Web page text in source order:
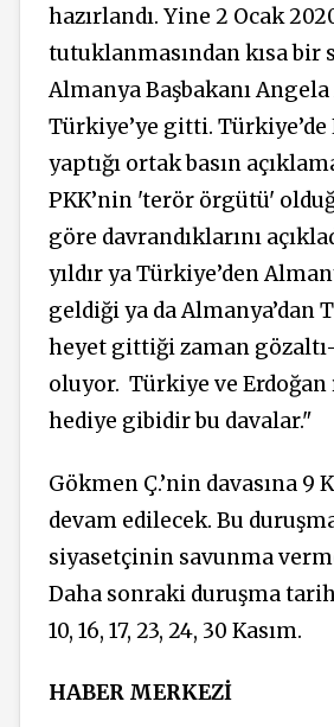
hazırlandı. Yine 2 Ocak
tutuklanmasından kısa bir
Almanya Başbakanı
Türkiye’ye gitti. Türkiye’de
yaptığı ortak basın
PKK’nin 'terör örgütü'
göre davrandıklarını
yıldır ya Türkiye’den
geldiği ya da Almanya’dan
heyet gittiği zaman
oluyor. Türkiye ve
hediye gibidir bu davalar."
Gökmen Ç.’nin davasına 9
devam edilecek. Bu
siyasetçinin savunma
Daha sonraki duruşma
10, 16, 17, 23, 24, 30 Kasım.
HABER MERKEZİ